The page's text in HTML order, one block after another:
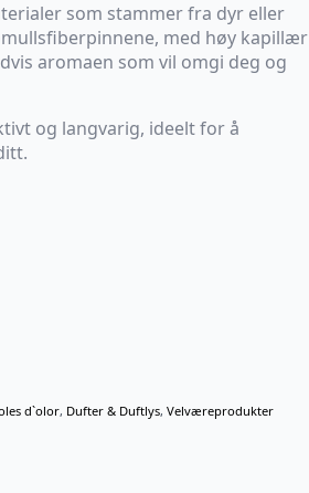
som stammer fra dyr eller
med høy kapillær
aromaen som vil omgi deg og
og langvarig, ideelt for å
d`olor, Dufter & Duftlys, Velværeprodukter